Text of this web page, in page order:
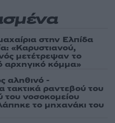
στην Ελπίδα
«Καρυστιανού,
μετέτρεψαν το
αρχηγικό κόμμα»
αληθινό -
τακτικά ραντεβού του
του νοσοκομείου
το μηχανάκι του